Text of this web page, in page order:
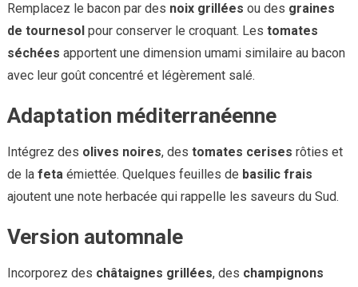
Remplacez le bacon par des noix grillées ou des graines
de tournesol pour conserver le croquant. Les tomates
séchées apportent une dimension umami similaire au bacon
avec leur goût concentré et légèrement salé.
Adaptation méditerranéenne
Intégrez des olives noires, des tomates cerises rôties et
de la fetaémiettée. Quelques feuilles de basilic frais
ajoutent une note herbacée qui rappelle les saveurs du Sud.
Version automnale
Incorporez des châtaignes grillées, des champignons